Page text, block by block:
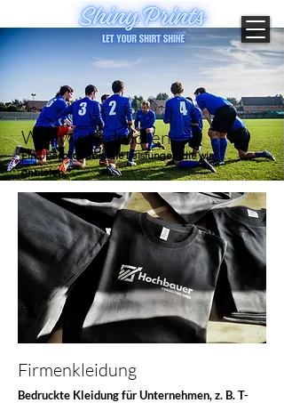
Was wir bedrucken
Ein Überblick über die Leistungen, die wir
anbieten.
Firmenkleidung
Bedruckte Kleidung für Unternehmen, z. B. T-